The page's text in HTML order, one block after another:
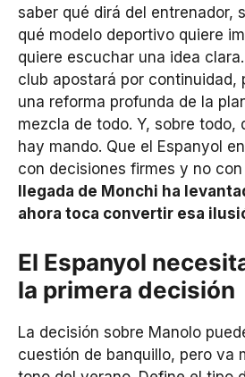
saber qué dirá del entrenador,
qué modelo deportivo quiere
quiere escuchar una idea
club apostará por continuidad,
una reforma profunda de la
mezcla de todo. Y, sobre todo,
hay mando. Que el Espanyol
con decisiones firmes y no
llegada de Monchi ha
ahora toca convertir esa
El Espanyol
la primera decisión
La decisión sobre Manolo
cuestión de banquillo, pero va